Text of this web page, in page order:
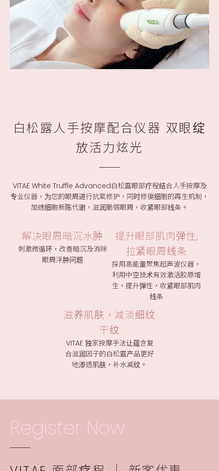
白松露人手按摩配合仪器 双眼绽
放活力炫光
VITAE White Truffle Advanced白松露眼部疗程结合人手按摩及
专业仪器，为您的眼周进行抗氧修护，同时修復细胞的再生机制，
加速细胞新陈代谢，滋润脆弱眼周，收紧眼部线条。
解决眼周暗沉水肿
刺激微循环，改善暗沉及消除
眼周浮肿问题
提升眼部肌肉弹性,
拉紧眼周线条
採用高能量聚焦超声波仪器，
利用中空技术有效激活胶原增
生，提升弹性，收紧眼部肌肉
线条
滋养肌肤，减淡细纹
干纹
VITAE 独家按摩手法让蕴含复
合滋润因子的白松露产品更好
地渗透肌肤，补水减纹。
Register Now